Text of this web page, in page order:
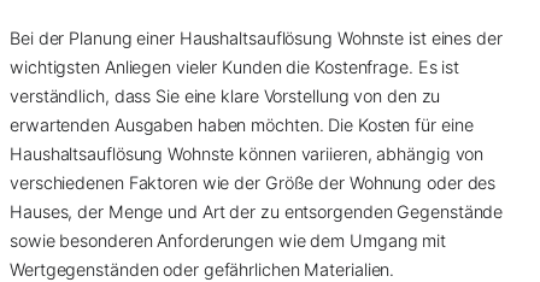
Bei der Planung einer Haushaltsauflösung Wohnste ist eines der
wichtigsten Anliegen vieler Kunden die Kostenfrage. Es ist
verständlich, dass Sie eine klare Vorstellung von den zu
erwartenden Ausgaben haben möchten. Die Kosten für eine
Haushaltsauflösung Wohnste können variieren, abhängig von
verschiedenen Faktoren wie der Größe der Wohnung oder des
Hauses, der Menge und Art der zu entsorgenden Gegenstände
sowie besonderen Anforderungen wie dem Umgang mit
Wertgegenständen oder gefährlichen Materialien.